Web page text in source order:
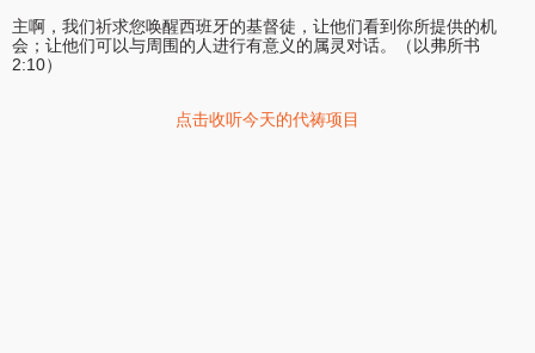
主啊，我们祈求您唤醒西班牙的基督徒，让他们看到你所提供的机
会；让他们可以与周围的人进行有意义的属灵对话。（以弗所书
2:10）
点击收听今天的代祷项目